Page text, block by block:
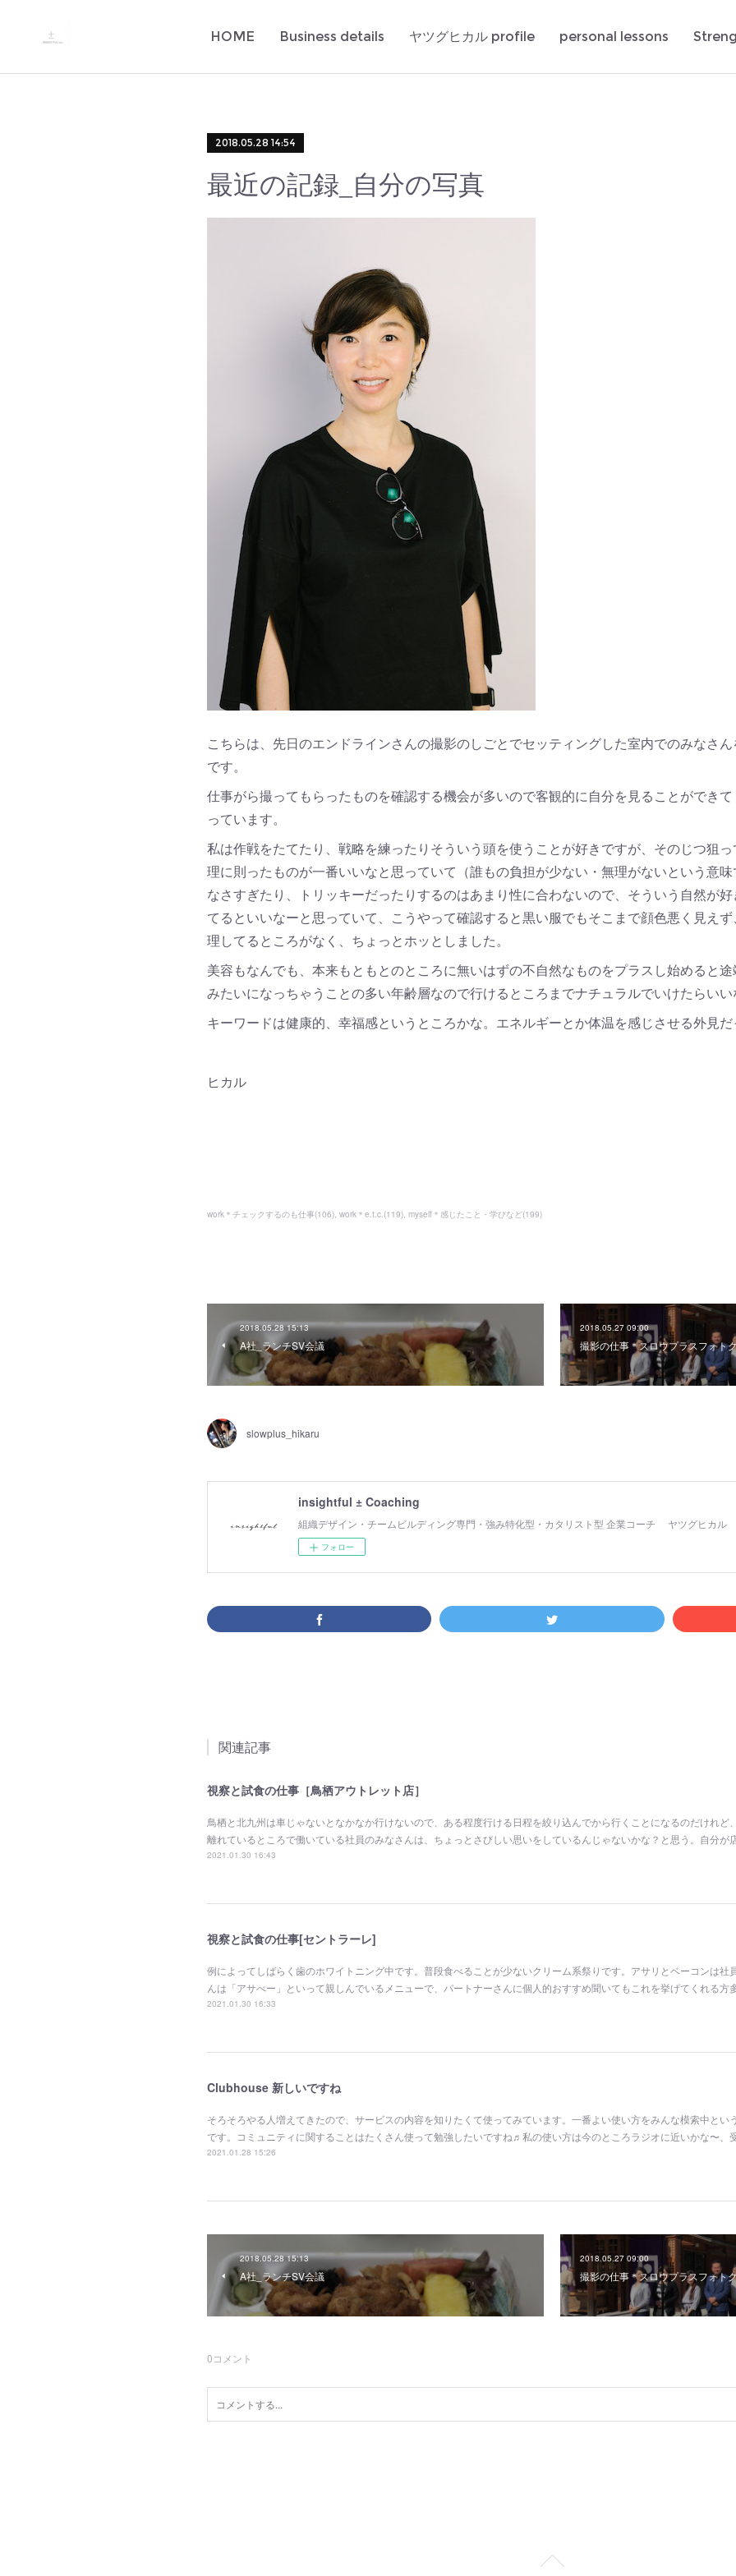
HOME Business details ヤツグヒカル profile personal lessons
2018.05.28 14:54
最近の記録_自分の写真
こちらは、先日のエンドラインさんの撮影のしごとでセッティングした室内でのみなさ
です。
仕事がら撮ってもらったものを確認する機会が多いので客観的に自分を見ることができ
っています。
私は作戦をたてたり、戦略を練ったりそういう頭を使うことが好きですが、そのじつ狙
理に則ったものが一番いいなと思っていて（誰もの負担が少ない・無理がないという意
なさすぎたり、トリッキーだったりするのはあまり性に合わないので、そういう自然が
てるといいなーと思っていて、こうやって確認すると黒い服でもそこまで顔色悪く見え
理してるところがなく、ちょっとホッとしました。
美容もなんでも、本来もともとのところに無いはずの不自然なものをプラスし始めると
みたいになっちゃうことの多い年齢層なので行けるところまでナチュラルでいけたらい
キーワードは健康的、幸福感というところかな。エネルギーとか体温を感じさせる外見
ヒカル
work＊チェックするのも仕事(106) work＊e.t.c.(119) myself＊感じたこと・学びなど(199)
2018.05.28 15:13
A社_ランチSV会議
2018.05.27 09:00
撮影の仕事＊スロウプラスフォト
slowplus_hikaru
insightful ± Coaching
組織デザイン・チームビルディング専門・強み特化型・カタリスト型 企業コーチ ヤツグヒカル
フォロー
関連記事
視察と試食の仕事［鳥栖アウトレット店］
鳥栖と北九州は車じゃないとなかなか行けないので、ある程度行ける日程を絞り込んでから行くことになるのだけれど
離れているところで働いている社員のみなさんは、ちょっとさびしい思いをしているんじゃないかな？と思う。自分
2021.01.30 16:43
視察と試食の仕事[セントラーレ]
例によってしばらく歯のホワイトニング中です。普段食べることが少ないクリーム系祭りです。アサリとベーコンは社
んは「アサべー」といって親しんでいるメニューで、パートナーさんに個人的おすすめ聞いてもこれを挙げてくれる
2021.01.30 16:33
Clubhouse 新しいですね
そろそろやる人増えてきたので、サービスの内容を知りたくて使ってみています。一番よい使い方をみんな模索中とい
です。コミュニティに関することはたくさん使って勉強したいですね♬私の使い方は今のところラジオに近いかな〜
2021.01.28 15:26
2018.05.28 15:13
A社_ランチSV会議
2018.05.27 09:00
撮影の仕事＊スロウプラスフォト
0コメント